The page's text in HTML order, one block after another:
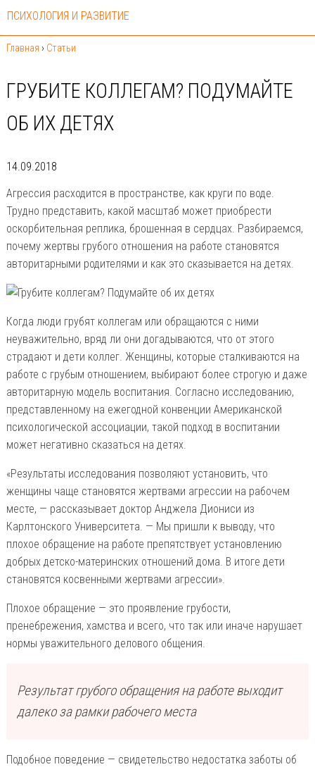
ПСИХОЛОГИЯ И РАЗВИТИЕ
Главная › Статьи
ГРУБИТЕ КОЛЛЕГАМ? ПОДУМАЙТЕ
ОБ ИХ ДЕТЯХ
14.09.2018
Агрессия расходится в пространстве, как круги по воде.
Трудно представить, какой масштаб может приобрести
оскорбительная реплика, брошенная в сердцах. Разбираемся,
почему жертвы грубого отношения на работе становятся
авторитарными родителями и как это сказывается на детях.
Когда люди грубят коллегам или обращаются с ними
неуважительно, вряд ли они догадываются, что от этого
страдают и дети коллег. Женщины, которые сталкиваются на
работе с грубым отношением, выбирают более строгую и даже
авторитарную модель воспитания. Согласно исследованию,
представленному на ежегодной конвенции Американской
психологической ассоциации, такой подход в воспитании
может негативно сказаться на детях.
«Результаты исследования позволяют установить, что
женщины чаще становятся жертвами агрессии на рабочем
месте, — рассказывает доктор Анджела Диониси из
Карлтонского Университета. — Мы пришли к выводу, что
плохое обращение на работе препятствует установлению
добрых детско-материнских отношений дома. В итоге дети
становятся косвенными жертвами агрессии».
Плохое обращение — это проявление грубости,
пренебрежения, хамства и всего, что так или иначе нарушает
нормы уважительного делового общения.
Результат грубого обращения на работе выходит
далеко за рамки рабочего места
Подобное поведение — свидетельство недостатка заботы об